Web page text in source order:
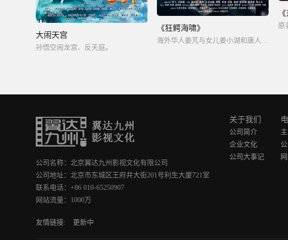
大闹天宫
孙悟空闹龙宫、反天庭。
《狂鳄海啸》
海外华人姜芃与女儿姜小湖和唐人街众人齐心协力与巨鳄奋力搏杀，并逐步揭开幕后真相。
原
公司名称：北京翼达九州影视文化有限公司
公司地址：北京市东城区王府井大街201号利生大厦721室
联系电话：+86 010-65250907
网站流量：1000万
关于我们
公司简介
企业文化
公司大事记
友情链接: 更新中